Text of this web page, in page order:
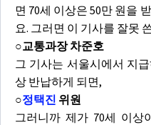
면 70세 이상은 50만 원을
요. 그러면 이 기사를 잘못
○교통과장 차준호
그 기사는 서울시에서 지
상 반납하게 되면,
○정택진 위원
그러니까 제가 70세 이